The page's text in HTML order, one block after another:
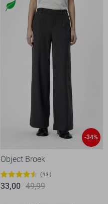
-34%
Object Broek
13
33,00 49,99